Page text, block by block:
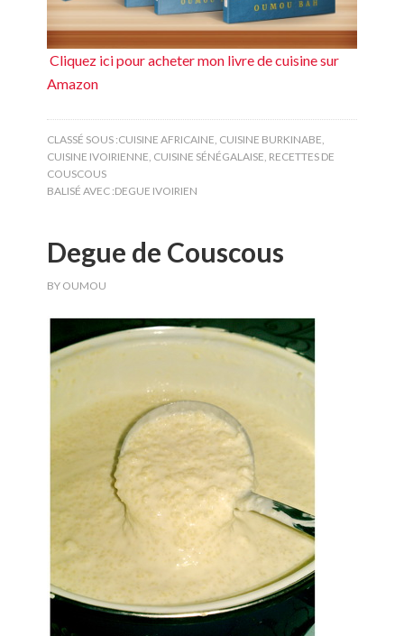
Cliquez ici pour acheter mon livre de cuisine sur
Amazon
CLASSÉ SOUS :CUISINE AFRICAINE CUISINE BURKINABE
CUISINE IVOIRIENNE CUISINE SÉNÉGALAISE RECETTES DE
COUSCOUS
BALISÉ AVEC :DEGUE IVOIRIEN
Degue de Couscous
BY OUMOU